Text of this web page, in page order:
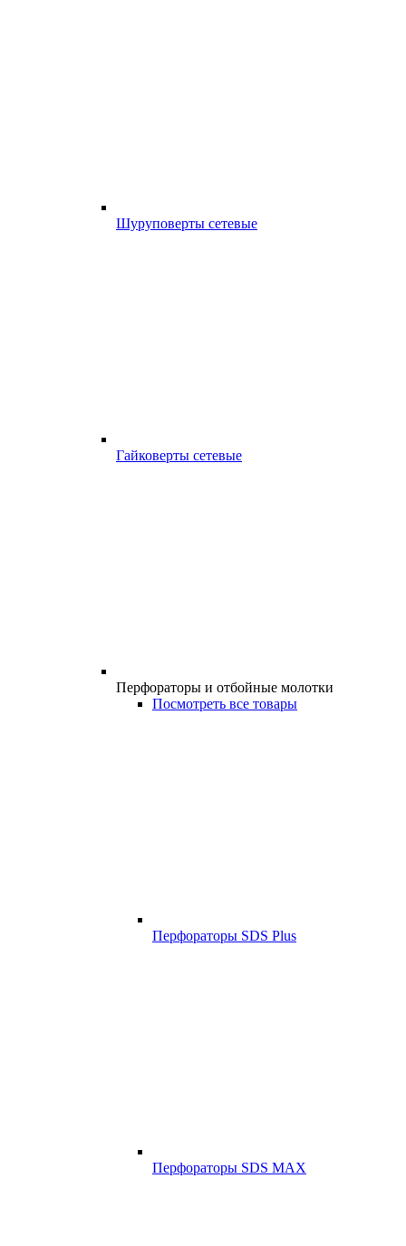
Шуруповерты сетевые
Гайковерты сетевые
Перфораторы и отбойные молотки
Посмотреть все товары
Перфораторы SDS Plus
Перфораторы SDS MAX